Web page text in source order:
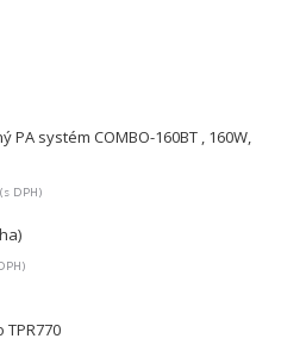
PA systém COMBO-160BT , 160W,
(s DPH)